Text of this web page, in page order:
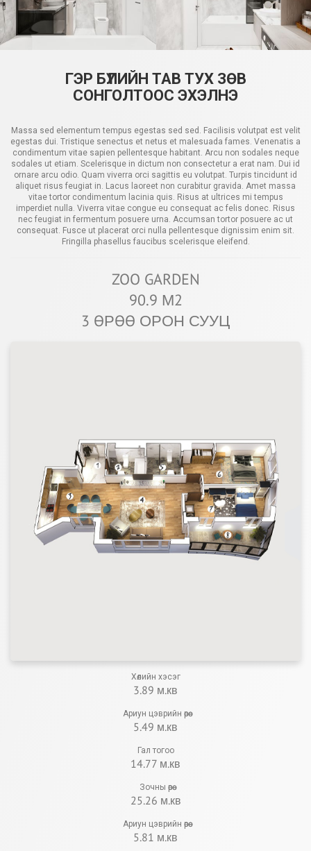
ГЭР БҮЛИЙН ТАВ ТУХ ЗӨВ
СОНГОЛТООС ЭХЭЛНЭ
Massa sed elementum tempus egestas sed sed. Facilisis volutpat est velit
egestas dui. Tristique senectus et netus et malesuada fames. Venenatis a
condimentum vitae sapien pellentesque habitant. Arcu non sodales neque
sodales ut etiam. Scelerisque in dictum non consectetur a erat nam. Dui id
ornare arcu odio. Quam viverra orci sagittis eu volutpat. Turpis tincidunt id
aliquet risus feugiat in. Lacus laoreet non curabitur gravida. Amet massa
vitae tortor condimentum lacinia quis. Risus at ultrices mi tempus
imperdiet nulla. Viverra vitae congue eu consequat ac felis donec. Risus
nec feugiat in fermentum posuere urna. Accumsan tortor posuere ac ut
consequat. Fusce ut placerat orci nulla pellentesque dignissim enim sit.
Fringilla phasellus faucibus scelerisque eleifend.
ZOO GARDEN
90.9 М2
3 ӨРӨӨ ОРОН СУУЦ
Хөлийн хэсэг
3.89 м.кв
Ариун цэврийн өрөө
5.49 м.кв
Гал тогоо
14.77 м.кв
Зочны өрөө
25.26 м.кв
Ариун цэврийн өрөө
5.81 м.кв